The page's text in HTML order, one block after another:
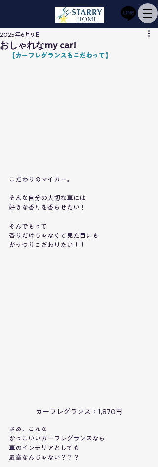
おしゃれなmy car!
2025年6月9日
【カーフレグランスもこだわって】
こだわりのマイカー。
そんな自分の大切な車には
好きな香りを香らせたい！
そんでもって
香りだけじゃなくて見た目にも
がっつりこだわりたい！！
カーフレグランス：1,870円
さあ、こんな
かっこいいカーフレグランスなら
車のインテリアとしても
最高なんじゃない？？？